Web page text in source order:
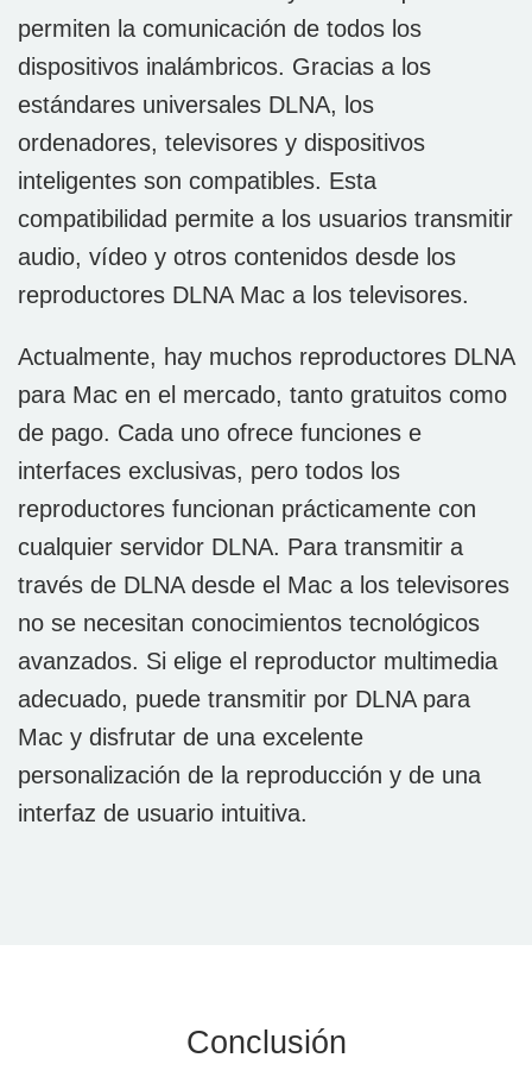
permiten la comunicación de todos los
dispositivos inalámbricos. Gracias a los
estándares universales DLNA, los
ordenadores, televisores y dispositivos
inteligentes son compatibles. Esta
compatibilidad permite a los usuarios transmitir
audio, vídeo y otros contenidos desde los
reproductores DLNA Mac a los televisores.
Actualmente, hay muchos reproductores DLNA
para Mac en el mercado, tanto gratuitos como
de pago. Cada uno ofrece funciones e
interfaces exclusivas, pero todos los
reproductores funcionan prácticamente con
cualquier servidor DLNA. Para transmitir a
través de DLNA desde el Mac a los televisores
no se necesitan conocimientos tecnológicos
avanzados. Si elige el reproductor multimedia
adecuado, puede transmitir por DLNA para
Mac y disfrutar de una excelente
personalización de la reproducción y de una
interfaz de usuario intuitiva.
Conclusión